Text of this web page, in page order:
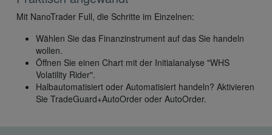
Mit NanoTrader Full, die Schritte im Einzelnen:
Wählen Sie das Finanzinstrument auf das Sie handeln
wollen.
Öffnen Sie einen Chart mit der Initialanalyse "WHS
Volatility Rider".
Halbautomatisiert oder Automatisiert handeln? Aktivieren
Sie TradeGuard+AutoOrder oder AutoOrder.